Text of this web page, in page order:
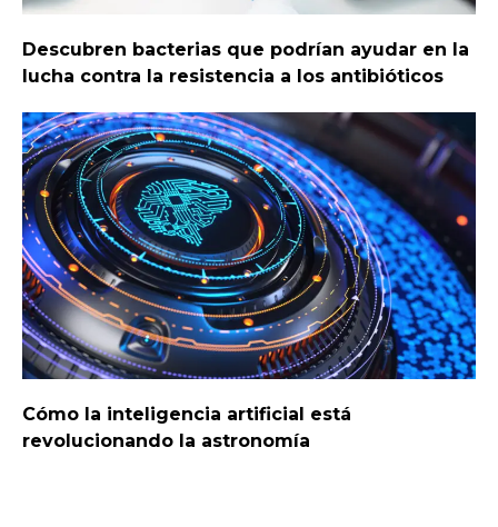
Descubren bacterias que podrían ayudar en la
lucha contra la resistencia a los antibióticos
Cómo la inteligencia artificial está
revolucionando la astronomía